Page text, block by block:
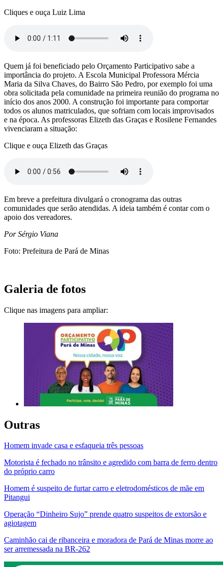
Cliques e ouça Luiz Lima
Quem já foi beneficiado pelo Orçamento Participativo sabe a
importância do projeto. A Escola Municipal Professora Mércia
Maria da Silva Chaves, do Bairro São Pedro, por exemplo foi uma
obra solicitada pela comunidade na primeira reunião do programa no
início dos anos 2000. A construção foi importante para comportar
todos os alunos matriculados, que sofriam com locais improvisados
e na época. As professoras Elizeth das Graças e Rosilene Fernandes
vivenciaram a situação:
Clique e ouça Elizeth das Graças
Em breve a prefeitura divulgará o cronograma das outras
comunidades que serão atendidas. A ideia também é contar com o
apoio dos vereadores.
Por Sérgio Viana
Foto: Prefeitura de Pará de Minas
Galeria de fotos
Clique nas imagens para ampliar:
Outras
Homem invade casa e esfaqueia três pessoas
Motorista é fechado no trânsito e agredido com barra de ferro dentro
do próprio carro
Homem é suspeito de furtar carro e eletrodomésticos de mãe em
Pitangui
Operação “Dinheiro Sujo” prende quatro suspeitos de extorsão e
agiotagem
Caminhão cai de ribanceira e moradora de Pará de Minas morre ao
ser arremessada na BR-262